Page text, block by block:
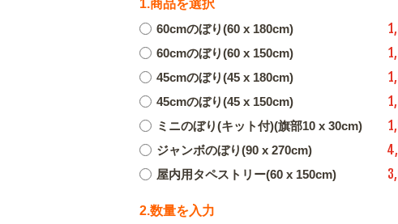
1.商品を選択
60cmのぼり(60 x 180cm)
60cmのぼり(60 x 150cm)
45cmのぼり(45 x 180cm)
45cmのぼり(45 x 150cm)
ミニのぼり(キット付)(旗部10 x 30cm)
ジャンボのぼり(90 x 270cm)
屋内用タペストリー(60 x 150cm)
2.数量を入力